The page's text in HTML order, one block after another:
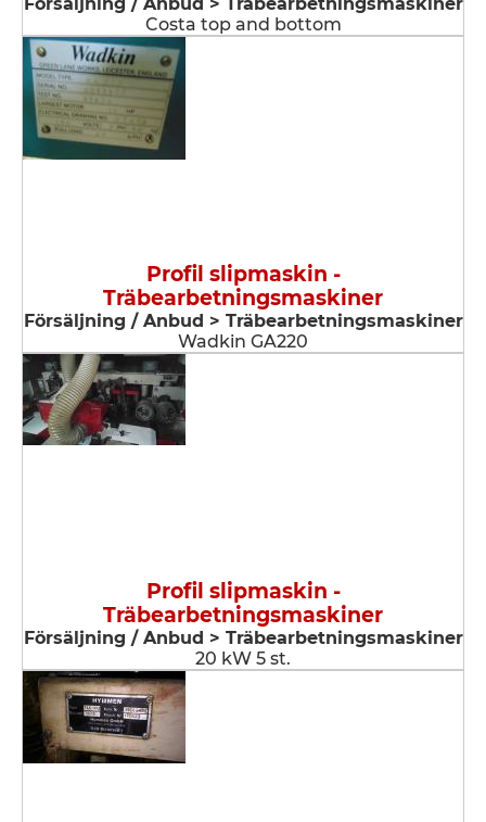
Costa top and bottom
Profil slipmaskin -
Träbearbetningsmaskiner
Försäljning / Anbud > Träbearbetningsmaskiner
Wadkin GA220
Profil slipmaskin -
Träbearbetningsmaskiner
Försäljning / Anbud > Träbearbetningsmaskiner
20 kW 5 st.